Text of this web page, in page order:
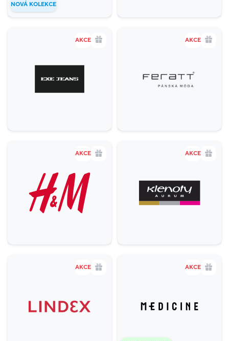
NOVÁ KOLEKCE
AKCE AKCE
AKCE AKCE
AKCE AKCE